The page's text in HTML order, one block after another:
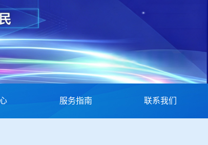
服务指南 联系我们